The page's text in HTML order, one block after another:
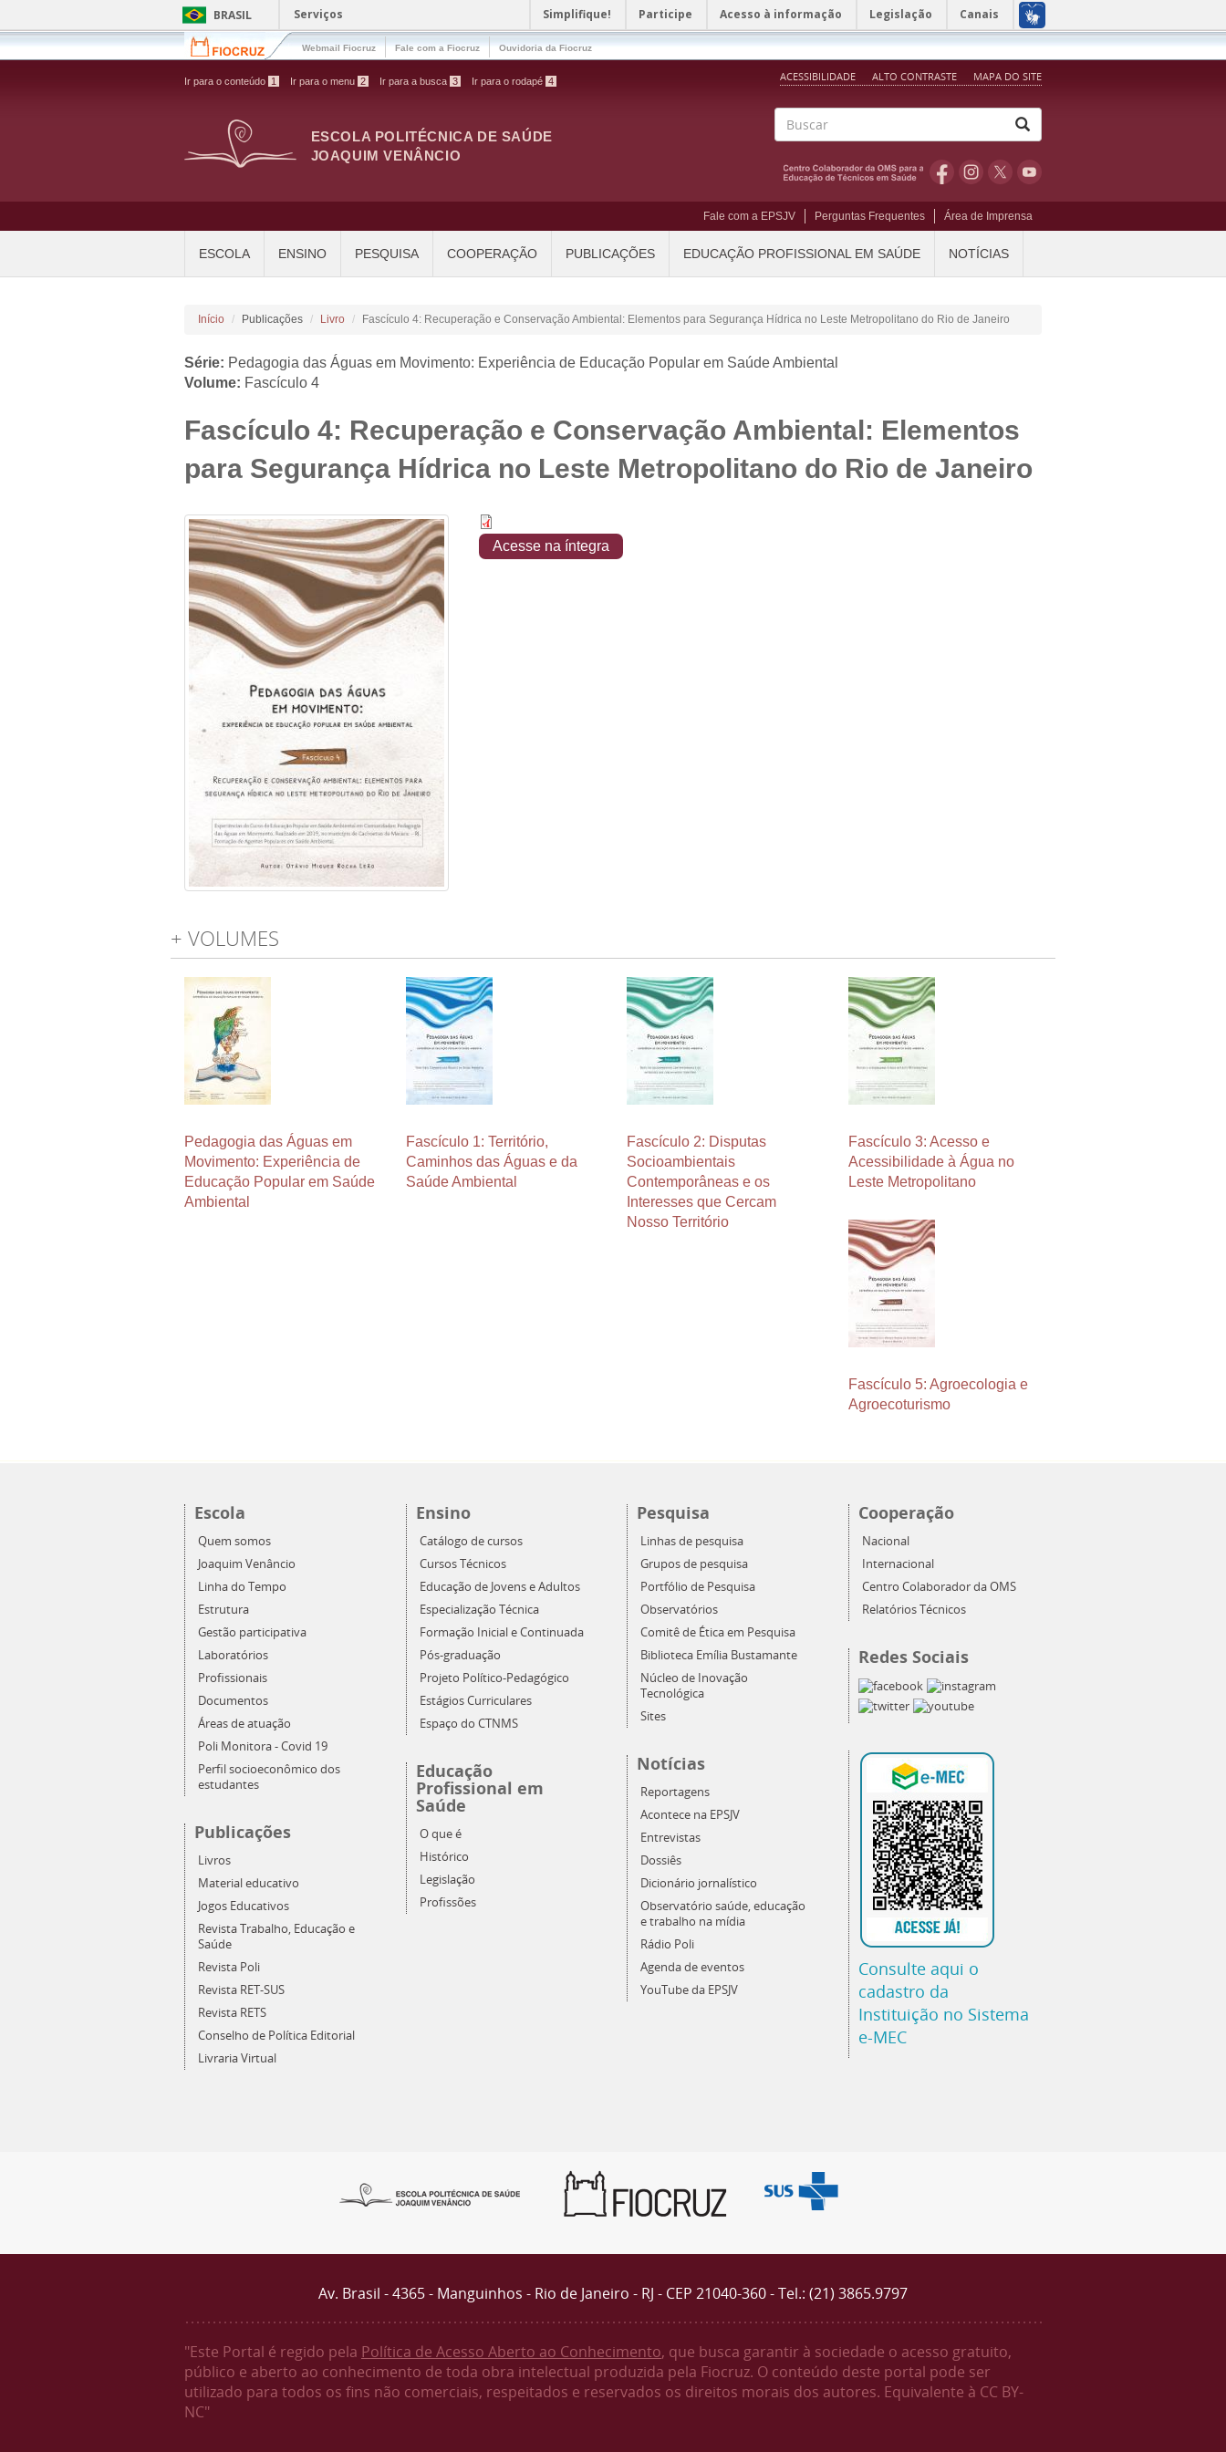
Pular para o conteúdo principal BRASIL Serviços Simplifique! Participe Acesso à informação Legislação Canais
Webmail Fiocruz Fale com a Fiocruz Ouvidoria da Fiocruz
Ir para o conteúdo 1 Ir para o menu 2 Ir para a busca 3 Ir para o rodapé 4 ACESSIBILIDADE ALTO CONTRASTE MAPA DO SITE
ESCOLA POLITÉCNICA DE SAÚDE
JOAQUIM VENÂNCIO
Fale com a EPSJV Perguntas Frequentes Área de Imprensa
ESCOLA ENSINO PESQUISA COOPERAÇÃO PUBLICAÇÕES EDUCAÇÃO PROFISSIONAL EM SAÚDE NOTÍCIAS
Início Publicações Livro Fascículo 4: Recuperação e Conservação Ambiental: Elementos para Segurança Hídrica no Leste Metropolitano do Rio de Janeiro
Série: Pedagogia das Águas em Movimento: Experiência de Educação Popular em Saúde Ambiental
Volume: Fascículo 4
Fascículo 4: Recuperação e Conservação Ambiental: Elementos
para Segurança Hídrica no Leste Metropolitano do Rio de Janeiro
Acesse na íntegra
+ VOLUMES
Pedagogia das Águas em
Movimento: Experiência de
Educação Popular em Saúde
Ambiental
Fascículo 1: Território,
Caminhos das Águas e da
Saúde Ambiental
Fascículo 2: Disputas
Socioambientais
Contemporâneas e os
Interesses que Cercam
Nosso Território
Fascículo 3: Acesso e
Acessibilidade à Água no
Leste Metropolitano
Fascículo 5: Agroecologia e
Agroecoturismo
Escola
Quem somos
Joaquim Venâncio
Linha do Tempo
Estrutura
Gestão participativa
Laboratórios
Profissionais
Documentos
Áreas de atuação
Poli Monitora - Covid 19
Perfil socioeconômico dos
estudantes
Publicações
Livros
Material educativo
Jogos Educativos
Revista Trabalho, Educação e
Saúde
Revista Poli
Revista RET-SUS
Revista RETS
Conselho de Política Editorial
Livraria Virtual
Ensino
Catálogo de cursos
Cursos Técnicos
Educação de Jovens e Adultos
Especialização Técnica
Formação Inicial e Continuada
Pós-graduação
Projeto Político-Pedagógico
Estágios Curriculares
Espaço do CTNMS
Educação
Profissional em
Saúde
O que é
Histórico
Legislação
Profissões
Pesquisa
Linhas de pesquisa
Grupos de pesquisa
Portfólio de Pesquisa
Observatórios
Comitê de Ética em Pesquisa
Biblioteca Emília Bustamante
Núcleo de Inovação
Tecnológica
Sites
Notícias
Reportagens
Acontece na EPSJV
Entrevistas
Dossiês
Dicionário jornalístico
Observatório saúde, educação
e trabalho na mídia
Rádio Poli
Agenda de eventos
YouTube da EPSJV
Cooperação
Nacional
Internacional
Centro Colaborador da OMS
Relatórios Técnicos
Redes Sociais
Consulte aqui o
cadastro da
Instituição no Sistema
e-MEC
Av. Brasil - 4365 - Manguinhos - Rio de Janeiro - RJ - CEP 21040-360 - Tel.: (21) 3865.9797
"Este Portal é regido pela Política de Acesso Aberto ao Conhecimento, que busca garantir à sociedade o acesso gratuito,
público e aberto ao conhecimento de toda obra intelectual produzida pela Fiocruz. O conteúdo deste portal pode ser
utilizado para todos os fins não comerciais, respeitados e reservados os direitos morais dos autores. Equivalente à CC BY-
NC"